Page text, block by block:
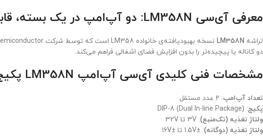
معرفی آی‌سی LM358N: دو آپ‌امپ در یک بسته، قابلیت اطمینان بالا
تراشه LM358N
دو کاناله یا پیچیده‌تر را بدون افزایش فضای اشغالی فراهم می‌کند.
مشخصات فنی کلیدی آی‌سی آپ‌امپ LM358N پکیج DIP
تعداد آپ‌امپ: 2 عدد مستقل
پکیج: DIP-8 (Dual In-line Package)
ولتاژ تغذیه (تک‌منبع): 3V تا 32V
ولتاژ تغذیه (دوگانه): ±1.5V تا ±16V